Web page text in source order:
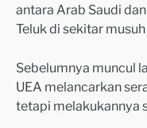
antara Arab Saudi
Teluk di sekitar
Sebelumnya muncul
UEA melancarkan
tetapi melakukannya